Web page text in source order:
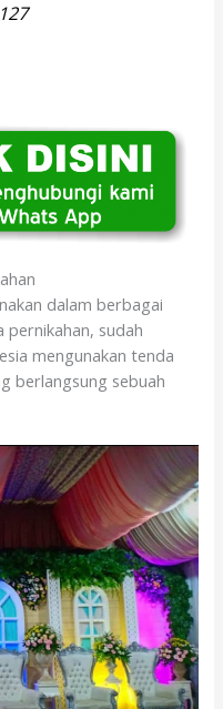
dalam berbagai
pernikahan, sudah
mengunakan tenda
berlangsung sebuah